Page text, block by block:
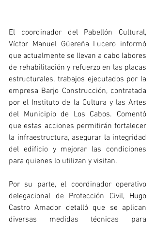
El coordinador del Pabellón Cultural,
Víctor Manuel Güereña Lucero informó
que actualmente se llevan a cabo labores
de rehabilitación y refuerzo en las placas
estructurales, trabajos ejecutados por la
empresa Barjo Construcción, contratada
por el Instituto de la Cultura y las Artes
del Municipio de Los Cabos. Comentó
que estas acciones permitirán fortalecer
la infraestructura, asegurar la integridad
del edificio y mejorar las condiciones
para quienes lo utilizan y visitan.
Por su parte, el coordinador operativo
delegacional de Protección Civil, Hugo
Castro Amador detalló que se aplican
diversas medidas técnicas para